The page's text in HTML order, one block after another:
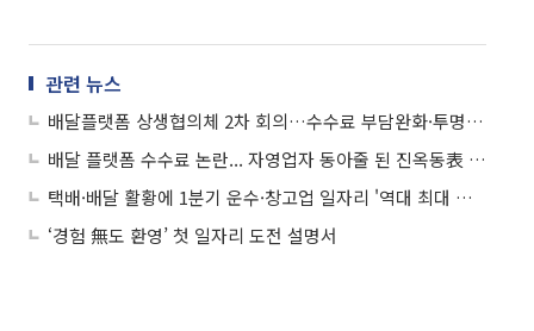
관련 뉴스
배달플랫폼 상생협의체 2차 회의…수수료 부담완화·투명성 제고 등 제안
배달 플랫폼 수수료 논란... 자영업자 동아줄 된 진옥동表 상생앱 '땡겨요'
택배·배달 활황에 1분기 운수·창고업 일자리 '역대 최대 폭' 증가
‘경험 無도 환영’ 첫 일자리 도전 설명서